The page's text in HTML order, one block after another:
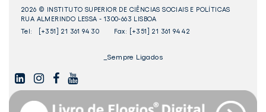
2026 © INSTITUTO SUPERIOR DE CIÊNCIAS SOCIAIS E POLÍTICAS
RUA ALMERINDO LESSA - 1300-663 LISBOA
Tel:
[+351] 21 361 94 30 Fax: [+351] 21 361 94 42
_Sempre Ligados
LINKEDININSTAGAMFACEBOOK
YOUTUBE